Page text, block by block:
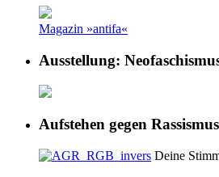
Magazin »antifa«
Ausstellung:
Aufstehen gegen Rassismus
Deine